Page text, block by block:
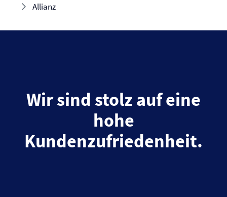
Allianz
Wir sind stolz auf eine
hohe
Kundenzufriedenheit.